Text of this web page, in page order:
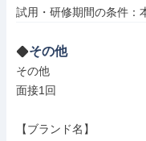
その他
その他
面接1回
【ブランド名】